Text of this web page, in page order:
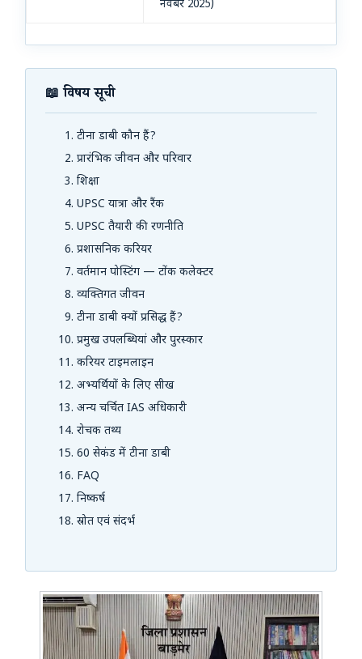
नवंबर 2025)
📖 विषय सूची
टीना डाबी कौन हैं?
प्रारंभिक जीवन और परिवार
शिक्षा
UPSC यात्रा और रैंक
UPSC तैयारी की रणनीति
प्रशासनिक करियर
वर्तमान पोस्टिंग — टोंक कलेक्टर
व्यक्तिगत जीवन
टीना डाबी क्यों प्रसिद्ध हैं?
प्रमुख उपलब्धियां और पुरस्कार
करियर टाइमलाइन
अभ्यर्थियों के लिए सीख
अन्य चर्चित IAS अधिकारी
रोचक तथ्य
60 सेकंड में टीना डाबी
FAQ
निष्कर्ष
स्रोत एवं संदर्भ